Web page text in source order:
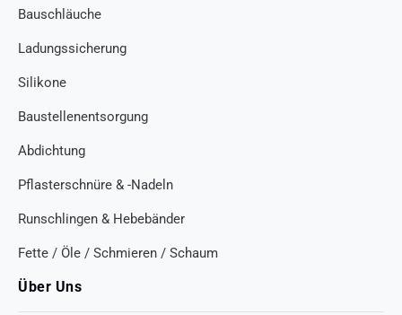
Bauschläuche
Ladungssicherung
Silikone
Baustellenentsorgung
Abdichtung
Pflasterschnüre & -Nadeln
Runschlingen & Hebebänder
Fette / Öle / Schmieren / Schaum
Über Uns